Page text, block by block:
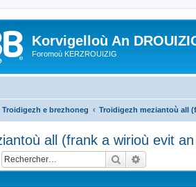
Korvigelloù An
Foromoù KERZROUIZIG
Troidigezh e brezhoneg Troidigezh meziantoù all
all (frank a wirioù evit
Rechercher